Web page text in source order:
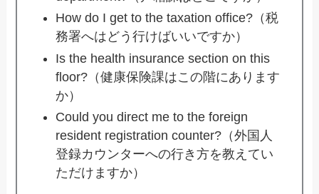
How do I get to the taxation office?（税
務署へはどう行けばいいですか）
Is the health insurance section on this
floor?（健康保険課はこの階にあります
か）
Could you direct me to the foreign
resident registration counter?（外国人
登録カウンターへの行き方を教えてい
ただけますか）